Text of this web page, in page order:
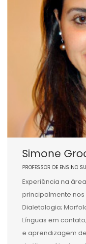
Simone
PROFESSOR DE ENSINO
Experiência na
principalmente nos
Dialetologia;
Línguas em
e aprendizagem